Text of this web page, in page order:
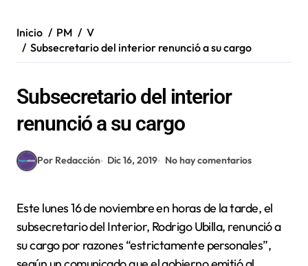
Inicio PM
V
Subsecretario del interior renunció a su cargo
Subsecretario del interior
renunció a su cargo
Por Redacción Dic 16, 2019 No hay comentarios
Este lunes 16 de noviembre en horas de la tarde, el
subsecretario del Interior, Rodrigo Ubilla, renunció a
su cargo por razones “estrictamente personales”,